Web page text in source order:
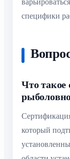
специфики
Что
который